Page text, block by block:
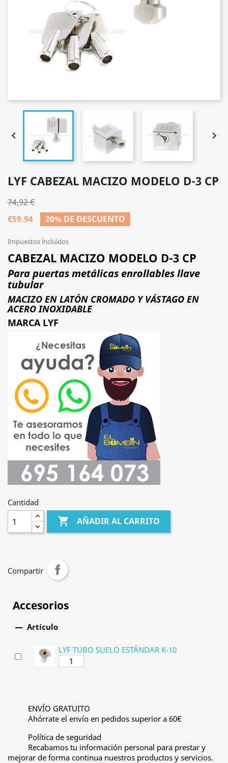
 
LYF CABEZAL MACIZO MODELO D-3 CP
74,92 €
€59.94
20% DE DESCUENTO
Impuestos incluidos
CABEZAL MACIZO MODELO D-3 CP
Para puertas metálicas enrollables llave
tubular
MACIZO EN LATÓN CROMADO Y VÁSTAGO EN
ACERO INOXIDABLE
MARCA LYF
Cantidad
 AÑADIR AL CARRITO
Compartir
Accesorios
 Artículo
LYF TUBO SUELO ESTÁNDAR K-10
ENVÍO GRATUITO
Ahórrate el envío en pedidos superior a 60€
Política de seguridad
Recabamos tu información personal para prestar y
mejorar de forma continua nuestros productos y servicios.